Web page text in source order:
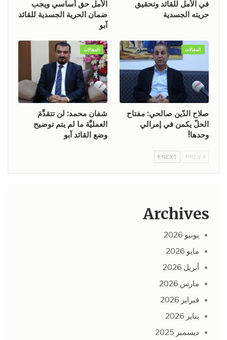
في الأمل للقائد وتحقيق
حريته الجسدية
الأمل حق أساسي ويجب
ضمان الحرية الجسدية للقائد
آبو
المقالات
صلاح الدّين صالحي: مفتاح
الحلّ يكمن في إمرالي
وحدها!
المقالات
شفان محمد: لن تتقدَّمَ
العمليَّة ما لم يتم توضيح
وضع القائد آبو
NEXT
Archives
يونيو 2026
مايو 2026
أبريل 2026
مارس 2026
فبراير 2026
يناير 2026
ديسمبر 2025